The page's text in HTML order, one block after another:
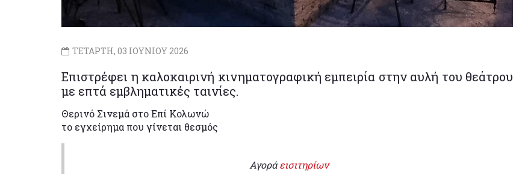
ΤΕΤΑΡΤΗ, 03 ΙΟΥΝΙΟΥ 2026
Επιστρέφει η καλοκαιρινή κινηματογραφική εμπειρία στην αυλή του θεάτρου
με επτά εμβληματικές ταινίες.
Θερινό Σινεμά στο Επί Κολωνώ
το εγχείρημα που γίνεται θεσμός
Αγοράεισιτηρίων